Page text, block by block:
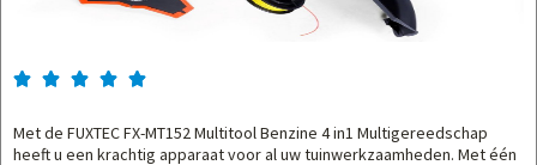
    
Met de FUXTEC FX-MT152 Multitool Benzine 4 in1 Multigereedschap
heeft u een krachtig apparaat voor al uw tuinwerkzaamheden. Met één